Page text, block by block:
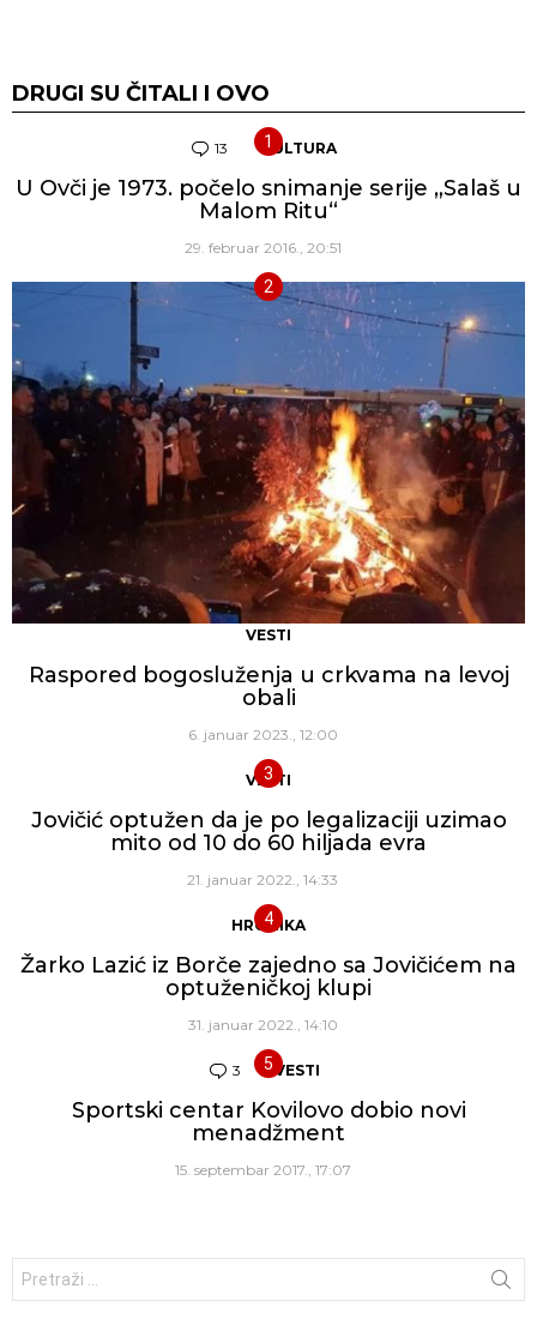
DRUGI SU ČITALI I OVO
13 Komentara
KULTURA
U Ovči je 1973. počelo snimanje serije „Salaš u
Malom Ritu“
29. februar 2016., 20:51
VESTI
Raspored bogosluženja u crkvama na levoj
obali
6. januar 2023., 12:00
VESTI
Jovičić optužen da je po legalizaciji uzimao
mito od 10 do 60 hiljada evra
21. januar 2022., 14:33
HRONIKA
Žarko Lazić iz Borče zajedno sa Jovičićem na
optuženičkoj klupi
31. januar 2022., 14:10
3 Komentara
VESTI
Sportski centar Kovilovo dobio novi
menadžment
15. septembar 2017., 17:07